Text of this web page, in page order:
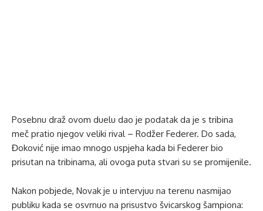
Posebnu draž ovom duelu dao je podatak da je s tribina
meč pratio njegov veliki rival – Rodžer Federer. Do sada,
Đoković nije imao mnogo uspjeha kada bi Federer bio
prisutan na tribinama, ali ovoga puta stvari su se promijenile.
Nakon pobjede, Novak je u intervjuu na terenu nasmijao
publiku kada se osvrnuo na prisustvo švicarskog šampiona: